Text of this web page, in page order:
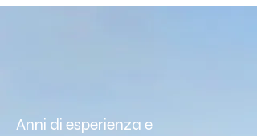
Anni di esperienza e